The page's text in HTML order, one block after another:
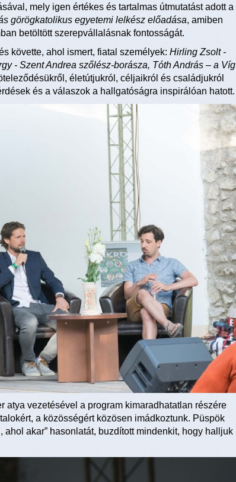
mely igen értékes és tartalmas útmutatást adott a
görögkatolikus egyetemi lelkész előadása, amiben
betöltött szerepvállalásnak fontosságát.
követte, ahol ismert, fiatal személyek: Hirling Zsolt -
- Szent Andrea szőlész-borásza, Tóth András – a Víg
életútjukról, céljaikról és családjukról
és a válaszok a hallgatóságra inspirálóan hatott.
atya vezetésével a program kimaradhatatlan részére
a közösségért közösen imádkoztunk. Püspök
akar” hasonlatát, buzdított mindenkit, hogy halljuk